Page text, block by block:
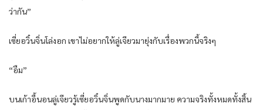
ว่ากัน”
เซี่ยอวิ๋นจิ่นโล่งอก เขาไม่อยากให้ลู่เจียวมายุ่งกับเรื่องพวกนี้จริงๆ
“อืม”
บนเก้าอี้นอนลู่เจียวรู้เซี่ยอวิ๋นจิ่นพูดกับนางมากมาย ความจริงทั้งหมดทั้งสิ้น